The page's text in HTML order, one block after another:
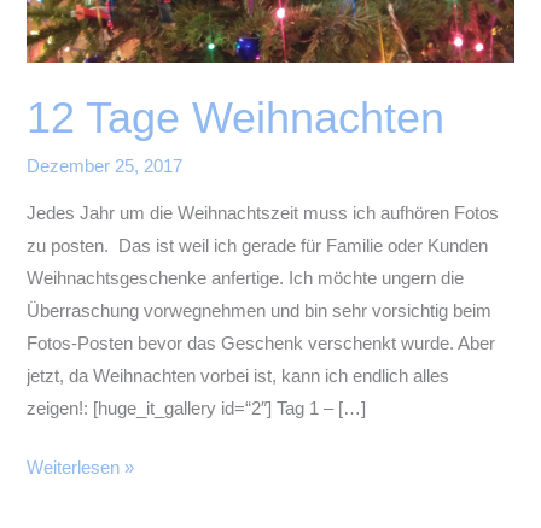
12 Tage Weihnachten
Dezember 25, 2017
Jedes Jahr um die Weihnachtszeit muss ich aufhören Fotos
zu posten. Das ist weil ich gerade für Familie oder Kunden
Weihnachtsgeschenke anfertige. Ich möchte ungern die
Überraschung vorwegnehmen und bin sehr vorsichtig beim
Fotos-Posten bevor das Geschenk verschenkt wurde. Aber
jetzt, da Weihnachten vorbei ist, kann ich endlich alles
zeigen!: [huge_it_gallery id=“2″] Tag 1 – […]
12
Weiterlesen »